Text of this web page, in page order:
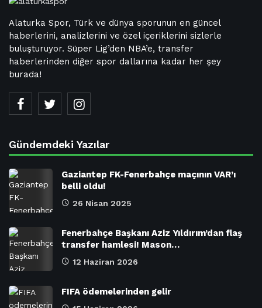
Alaturka Spor, Türk ve dünya sporunun en güncel
haberlerini, analizlerini ve özel içeriklerini sizlerle
buluşturuyor. Süper Lig’den NBA’e, transfer
haberlerinden diğer spor dallarına kadar her şey
burada!
Gündemdeki Yazılar
Gaziantep FK-Fenerbahçe maçının VAR’ı
belli oldu!
26 Nisan 2025
Fenerbahçe Başkanı Aziz Yıldırım’dan flaş
transfer hamlesi! Mason…
12 Haziran 2026
FIFA ödemelerinden gelir